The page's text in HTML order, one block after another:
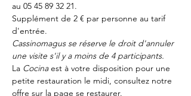
au 05 45 89 32 21.
Supplément de 2 € par personne au tarif
d'entrée.
Cassinomagus se réserve le droit d'annuler
une visite s'il y a moins de 4 participants.
La Cocina est à votre disposition pour une
petite restauration le midi, consultez notre
offre sur la page se restaurer.